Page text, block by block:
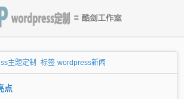
主题定制 标签 wordpress新闻
点